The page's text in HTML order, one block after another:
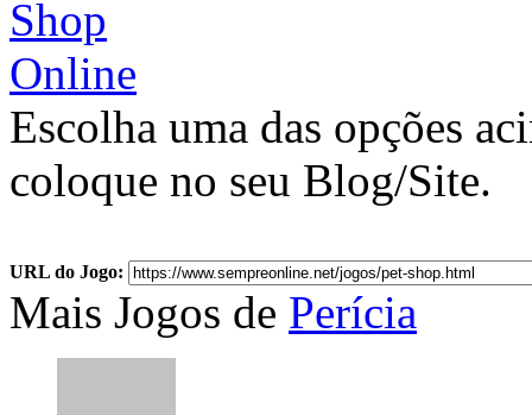
Escolha uma das opções
coloque no seu Blog/Site.
URL do Jogo:
Mais Jogos de Perícia